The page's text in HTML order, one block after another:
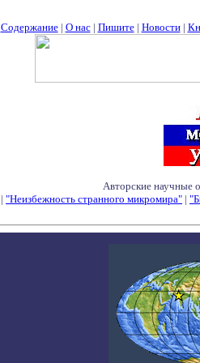
Содержание| О нас| Пишите| Новости|
Авторские научные
| "Неизбежность странного микромира" |